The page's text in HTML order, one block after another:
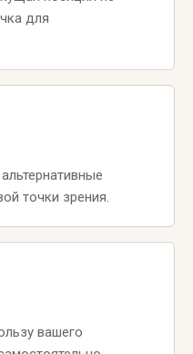
для
точки зрения.
вашего